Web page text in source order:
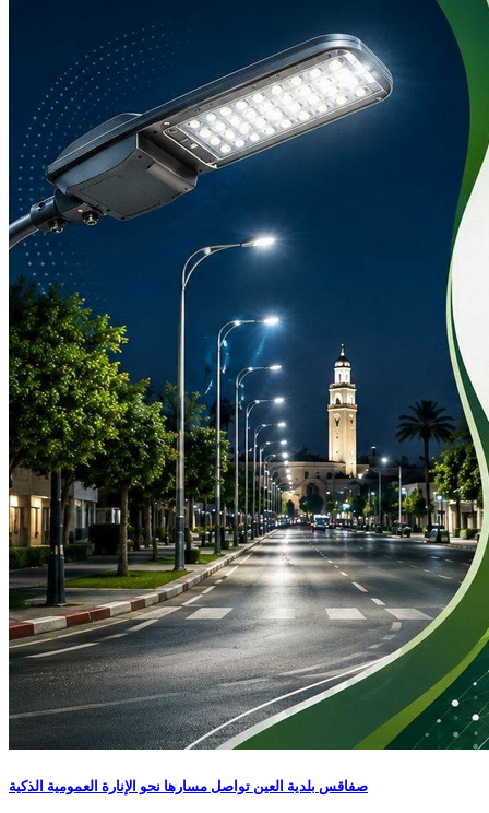
صفاقس بلدية العين تواصل مسارها نحو الإنارة العمومية الذكية